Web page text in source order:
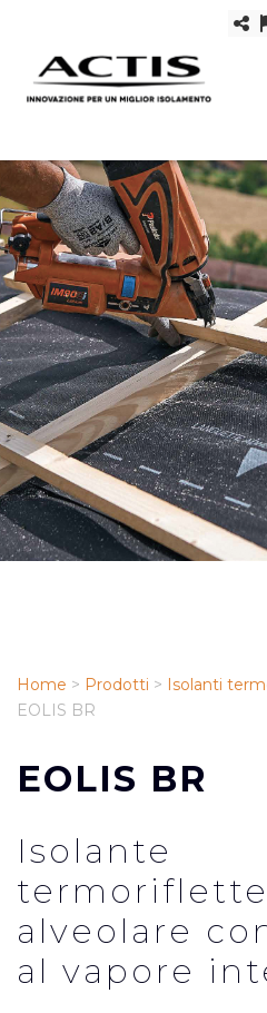
Home > Prodotti > Isolanti
EOLIS BR
EOLIS BR
Isolante
alveolare
al vapore